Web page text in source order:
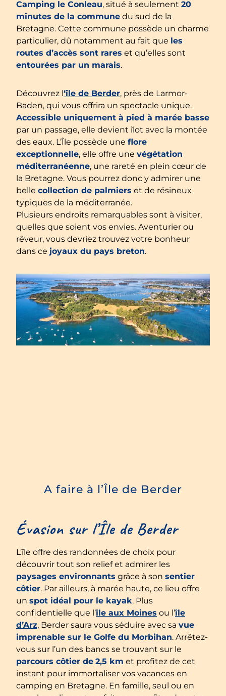
Camping le Conleau, situé à seulement 20
minutes de la commune du sud de la
Bretagne. Cette commune possède un charme
particulier, dû notamment au fait que les
routes d’accès sont rares et qu’elles sont
entourées par un marais.
Découvrez l ‘île de Berder, près de Larmor-
Baden, qui vous offrira un spectacle unique.
Accessible uniquement à pied à marée basse
par un passage, elle devient îlot avec la montée
des eaux. L’Île possède une flore
exceptionnelle, elle offre une végétation
méditerranéenne, une rareté en plein cœur de
la Bretagne. Vous pourrez donc y admirer une
belle collection de palmiers et de résineux
typiques de la méditerranée.
Plusieurs endroits remarquables sont à visiter,
quelles que soient vos envies. Aventurier ou
rêveur, vous devriez trouvez votre bonheur
dans ce joyaux du pays breton.
A faire à l’Île de Berder
Évasion sur l’Île de Berder
L’île offre des randonnées de choix pour
découvrir tout son relief et admirer les
paysages environnants grâce à son sentier
côtier. Par ailleurs, à marée haute, ce lieu offre
un spot idéal pour le kayak. Plus
confidentielle que l’île aux Moines ou l’île
d’Arz, Berder saura vous séduire avec sa vue
imprenable sur le Golfe du Morbihan. Arrêtez-
vous sur l’un des bancs se trouvant sur le
parcours côtier de 2,5 km et profitez de cet
instant pour immortaliser vos vacances en
camping en Bretagne. En famille, seul ou en